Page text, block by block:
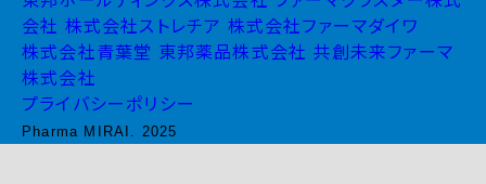
会社 株式会社ストレチア 株式会社ファーマダイワ
株式会社青葉堂 東邦薬品株式会社 共創未来ファーマ
株式会社
プライバシーポリシー
Pharma MIRAI. 2025